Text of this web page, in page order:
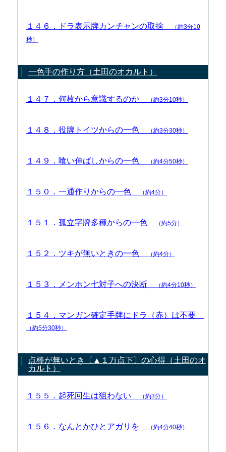
１４６．ドラ表示牌カンチャンの取捨
（約3分10
秒）
一色手の作り方（土田のオカルト）
１４７．何枚から意識するのか （約3分10秒）
１４８．役牌トイツからの一色 （約3分30秒）
１４９．喰い伸ばしからの一色 （約4分50秒）
１５０．一通作りからの一色 （約4分）
１５１．孤立字牌多種からの一色 （約5分）
１５２．ツキが無いときの一色 （約4分）
１５３．メンホン七対子への決断 （約4分10秒）
１５４．マンガン確定手牌にドラ（赤）は不要
（約5分30秒）
点棒が無いとき〔▲１万点下〕の心得（土田のオ
カルト）
１５５．起死回生は狙わない （約3分）
１５６．なんとかひとアガリを （約4分40秒）